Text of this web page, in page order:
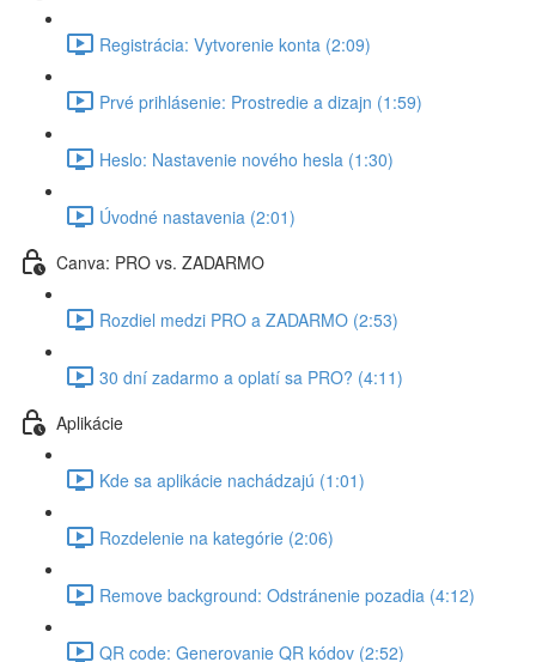
Registrácia: Vytvorenie konta (2:09)
Prvé prihlásenie: Prostredie a dizajn (1:59)
Heslo: Nastavenie nového hesla (1:30)
Úvodné nastavenia (2:01)
Canva: PRO vs. ZADARMO
Rozdiel medzi PRO a ZADARMO (2:53)
30 dní zadarmo a oplatí sa PRO? (4:11)
Aplikácie
Kde sa aplikácie nachádzajú (1:01)
Rozdelenie na kategórie (2:06)
Remove background: Odstránenie pozadia (4:12)
QR code: Generovanie QR kódov (2:52)